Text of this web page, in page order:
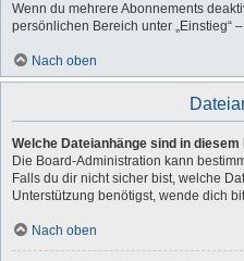
Wenn du mehrere Abonnements
persönlichen Bereich unter „Einstieg“
Nach oben
Welche Dateianhänge sind in
Die Board-Administration kann
Falls du dir nicht sicher bist, welche
Unterstützung benötigst, wende dich
Nach oben